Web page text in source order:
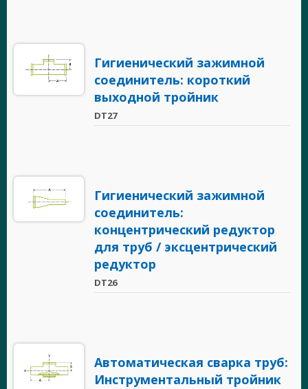
Гигиенический зажимной
соединитель: короткий
выходной тройник
DT27
Гигиенический зажимной
соединитель:
концентрический редуктор
для труб / эксцентрический
редуктор
DT26
Автоматическая сварка труб:
Инструментальный тройник